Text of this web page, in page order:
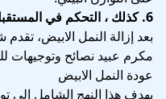
6. كذلك ، التحكم في المستقبل:
بعد إزالة النمل الابيض،
مكرم عبيد نصائح وتوجيهات
عودة النمل الابيض
يهدف هذا النهج الشامل إلى